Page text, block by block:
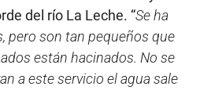
del río La Leche. “Se ha
pero son tan pequeños que
están hacinados. No se
a este servicio el agua sale